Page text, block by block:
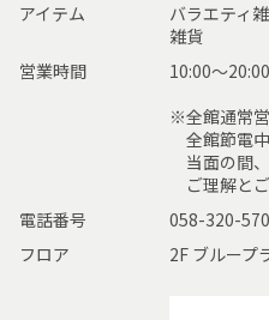
アイテム
バラエティ
雑貨
営業時間
10:00〜20:00
※全館通常営
全館節電中
当面の間、
ご理解とご
電話番号
058-320-
フロア
2F ブループ